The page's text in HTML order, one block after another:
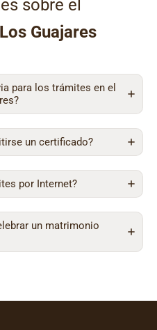
sobre el
Los Guajares
para los trámites en el
un certificado?
por Internet?
un matrimonio